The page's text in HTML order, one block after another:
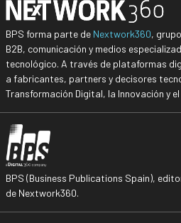
BPS forma parte de Nextwork360,
B2B, comunicación y medios
tecnológico. A través de plataformas
a fabricantes, partners y decisores
Transformación Digital, la Innovación y
BPS (Business Publications Spain),
de Nextwork360.